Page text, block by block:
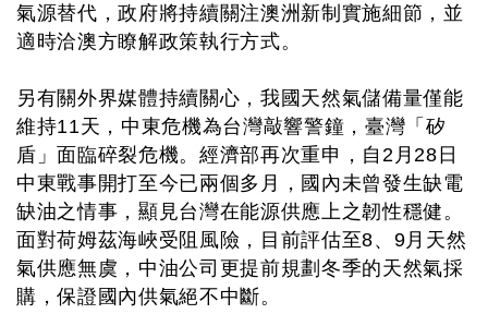
氣源替代，政府將持續關注澳洲新制實施細節，並
適時洽澳方瞭解政策執行方式。
另有關外界媒體持續關心，我國天然氣儲備量僅能
維持11天，中東危機為台灣敲響警鐘，臺灣「矽
盾」面臨碎裂危機。經濟部再次重申，自2月28日
中東戰事開打至今已兩個多月，國內未曾發生缺電
缺油之情事，顯見台灣在能源供應上之韌性穩健。
面對荷姆茲海峽受阻風險，目前評估至8、9月天然
氣供應無虞，中油公司更提前規劃冬季的天然氣採
購，保證國內供氣絕不中斷。